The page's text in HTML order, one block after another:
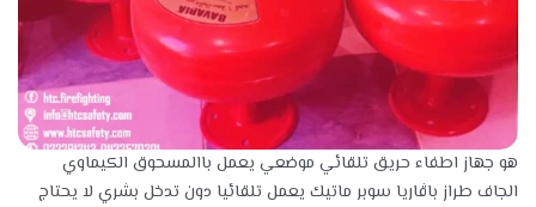
هو جهاز اطفاء حريق تلقائي موضعي يعمل باالمسحوق الكيماوي
الجاف طراز باڤاريا سوبر ماتيك يعمل تلقائيا دون تدخل بشري لا يحتاج